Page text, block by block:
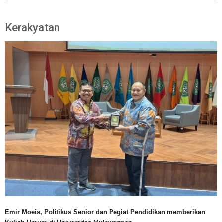
Kerakyatan
Emir Moeis, Politikus Senior dan Pegiat Pendidikan memberikan